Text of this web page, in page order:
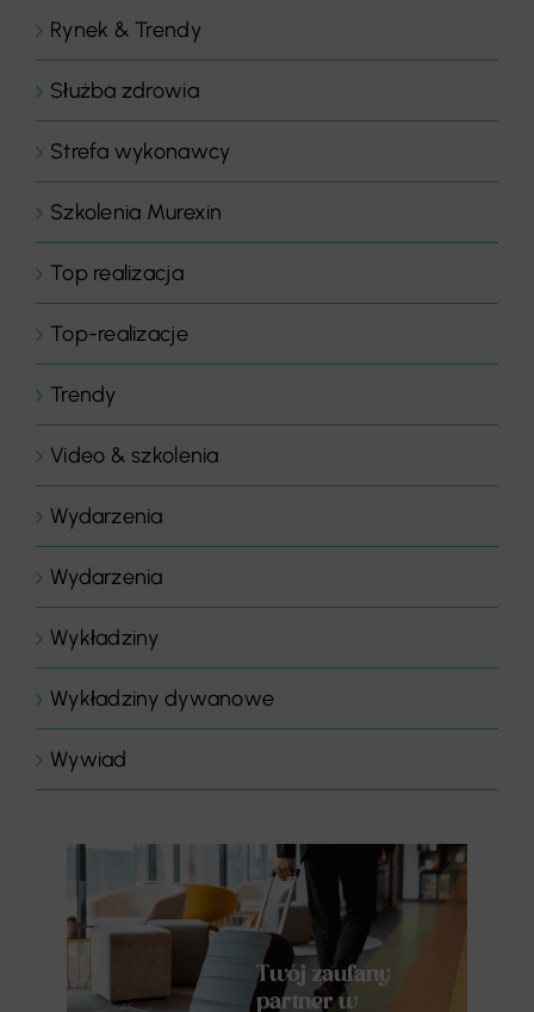
Rynek & Trendy
Służba zdrowia
Strefa wykonawcy
Szkolenia Murexin
Top realizacja
Top-realizacje
Trendy
Video & szkolenia
Wydarzenia
Wydarzenia
Wykładziny
Wykładziny dywanowe
Wywiad